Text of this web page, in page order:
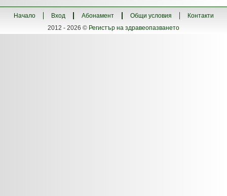
Начало Вход Абонамент Общи условия
Контакти
2012 - 2026 © Регистър на здравеопазването